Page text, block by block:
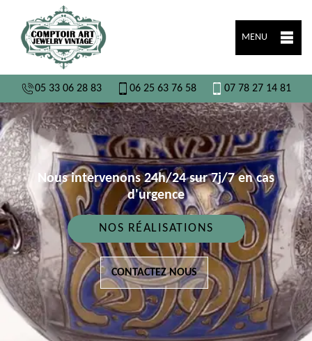
MENU
05 33 06 28 83 06 25 63 76 58 07 78 27 14 81
Nous intervenons 24h/24 sur 7j/7 en cas
d'urgence
NOS RÉALISATIONS
CONTACTEZ NOUS